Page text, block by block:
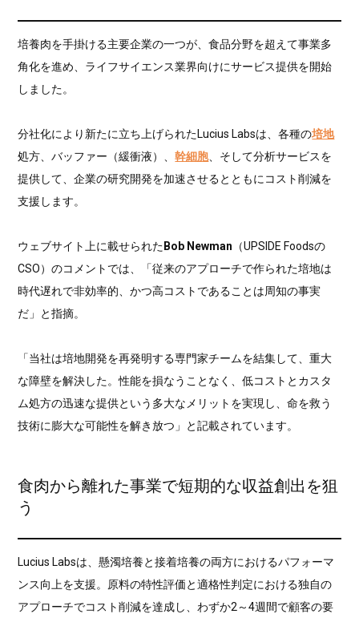
培養肉を手掛ける主要企業の一つが、食品分野を超えて事業多
角化を進め、ライフサイエンス業界向けにサービス提供を開始
しました。
分社化により新たに立ち上げられたLucius Labsは、各種の培地
処方、バッファー（緩衝液）、幹細胞、そして分析サービスを
提供して、企業の研究開発を加速させるとともにコスト削減を
支援します。
ウェブサイト上に載せられた Bob Newman （UPSIDE Foodsの
CSO）のコメントでは、「従来のアプローチで作られた培地は
時代遅れで非効率的、かつ高コストであることは周知の事実
だ」と指摘。
「当社は培地開発を再発明する専門家チームを結集して、重大
な障壁を解決した。性能を損なうことなく、低コストとカスタ
ム処方の迅速な提供という多大なメリットを実現し、命を救う
技術に膨大な可能性を解き放つ」と記載されています。
食肉から離れた事業で短期的な収益創出を狙
う
Lucius Labsは、懸濁培養と接着培養の両方におけるパフォーマ
ンス向上を支援。原料の特性評価と適格性判定における独自の
アプローチでコスト削減を達成し、わずか2～4週間で顧客の要